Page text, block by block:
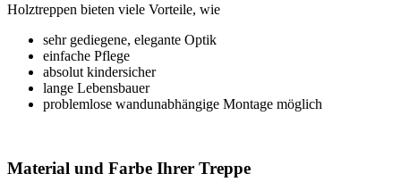
Holztreppen bieten viele Vorteile, wie
sehr gediegene, elegante Optik
einfache Pflege
absolut kindersicher
lange Lebensbauer
problemlose wandunabhängige Montage möglich
Material und Farbe Ihrer Treppe